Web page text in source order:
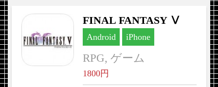
FINAL FANTASY Ⅴ
Android iPhone
RPG, ゲーム
1800円